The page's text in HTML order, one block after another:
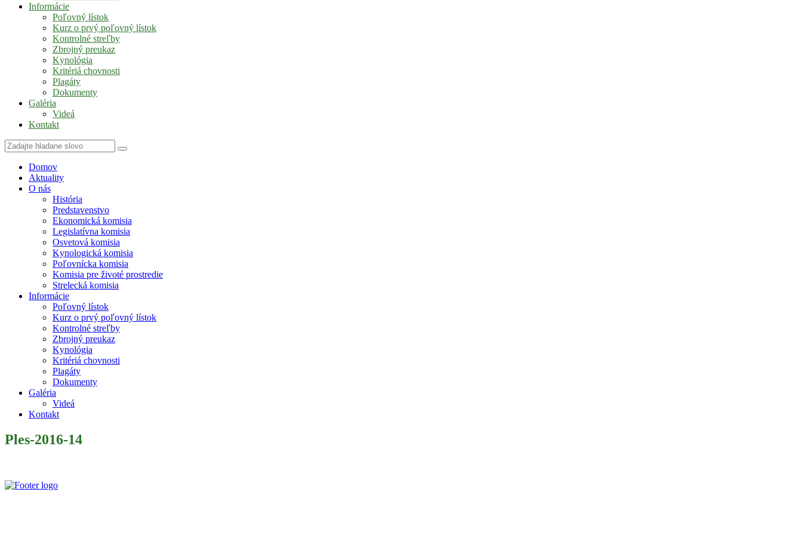
Informácie
Poľovný lístok
Kurz o prvý poľovný lístok
Kontrolné streľby
Zbrojný preukaz
Kynológia
Kritériá chovnosti
Plagáty
Dokumenty
Galéria
Videá
Kontakt
Domov
Aktuality
O nás
História
Predstavenstvo
Ekonomická komisia
Legislatívna komisia
Osvetová komisia
Kynologická komisia
Poľovnícka komisia
Komisia pre životé prostredie
Strelecká komisia
Informácie
Poľovný lístok
Kurz o prvý poľovný lístok
Kontrolné streľby
Zbrojný preukaz
Kynológia
Kritériá chovnosti
Plagáty
Dokumenty
Galéria
Videá
Kontakt
Ples-2016-14